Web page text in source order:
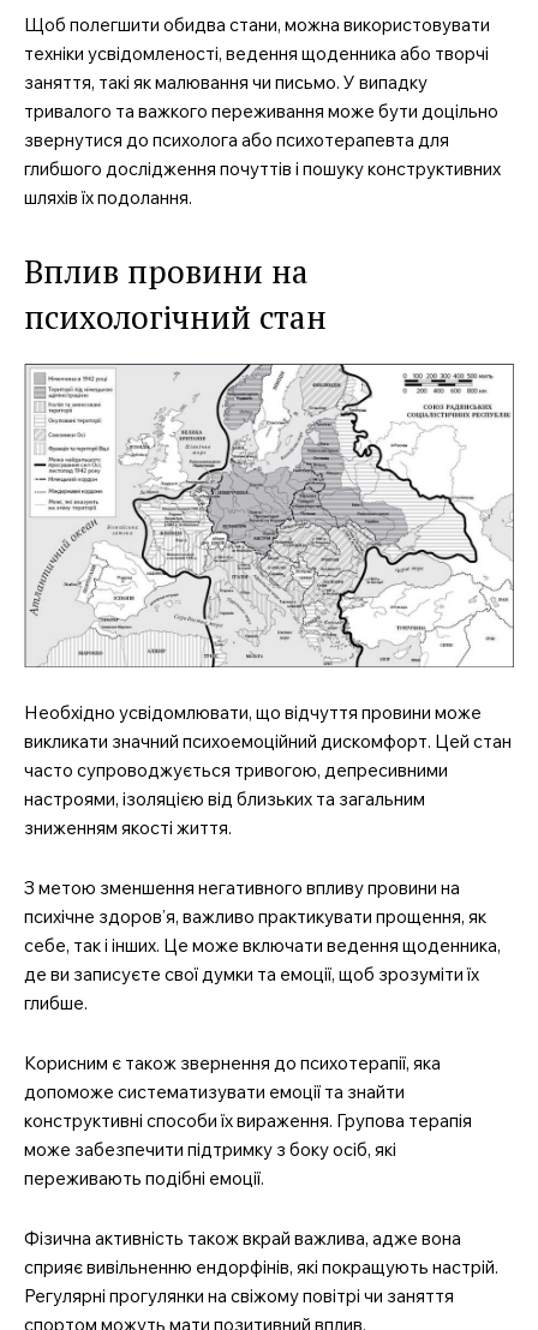
Щоб полегшити обидва стани, можна використовувати
техніки усвідомленості, ведення щоденника або творчі
заняття, такі як малювання чи письмо. У випадку
тривалого та важкого переживання може бути доцільно
звернутися до психолога або психотерапевта для
глибшого дослідження почуттів і пошуку конструктивних
шляхів їх подолання.
Вплив провини на
психологічний стан
Необхідно усвідомлювати, що відчуття провини може
викликати значний психоемоційний дискомфорт. Цей стан
часто супроводжується тривогою, депресивними
настроями, ізоляцією від близьких та загальним
зниженням якості життя.
З метою зменшення негативного впливу провини на
психічне здоров’я, важливо практикувати прощення, як
себе, так і інших. Це може включати ведення щоденника,
де ви записуєте свої думки та емоції, щоб зрозуміти їх
глибше.
Корисним є також звернення до психотерапії, яка
допоможе систематизувати емоції та знайти
конструктивні способи їх вираження. Групова терапія
може забезпечити підтримку з боку осіб, які
переживають подібні емоції.
Фізична активність також вкрай важлива, адже вона
сприяє вивільненню ендорфінів, які покращують настрій.
Регулярні прогулянки на свіжому повітрі чи заняття
спортом можуть мати позитивний вплив.